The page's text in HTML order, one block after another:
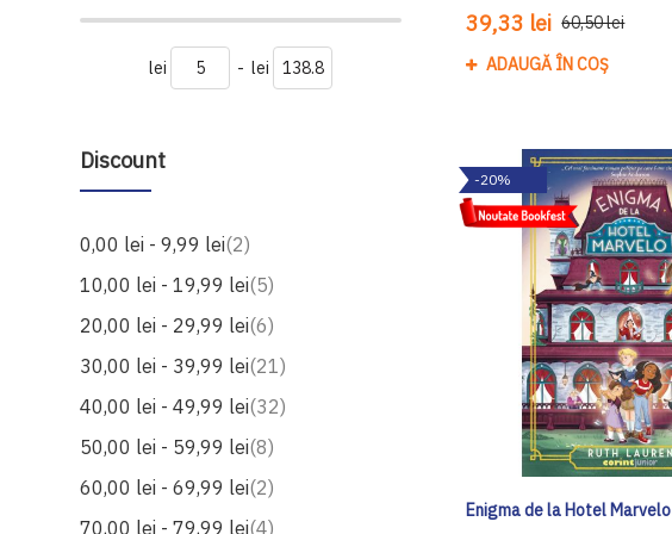
lei - lei
Discount
0,00 lei -9,99 lei 2produse
10,00 lei -19,99 lei 5produse
20,00 lei - 29,99 lei 6produse
30,00 lei - 39,99 lei 21produse
40,00 lei -49,99 lei 32produse
50,00 lei - 59,99 lei 8produse
60,00 lei -69,99 lei 2produse
70,00 lei -79,99 lei 4produse
39,33 lei 60,50 lei
ADAUGĂ ÎN COȘ
-20%
Enigma de la Hotel Marvelo